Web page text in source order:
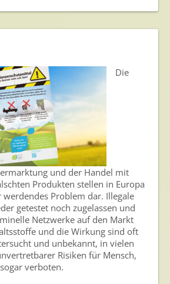
Die
und der Handel mit
Produkten stellen in Europa
Problem dar. Illegale
getestet noch zugelassen und
Netzwerke auf den Markt
und die Wirkung sind oft
und unbekannt, in vielen
Risiken für Mensch,
verboten.